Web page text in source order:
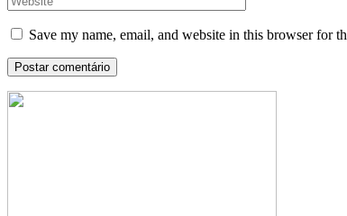
Save my name, email, and website in this browser for